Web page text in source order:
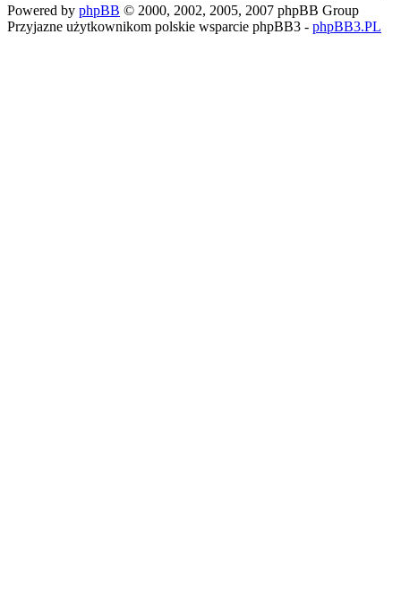
Powered by phpBB © 2000, 2002, 2005, 2007 phpBB Group
Przyjazne użytkownikom polskie wsparcie phpBB3 - phpBB3.PL